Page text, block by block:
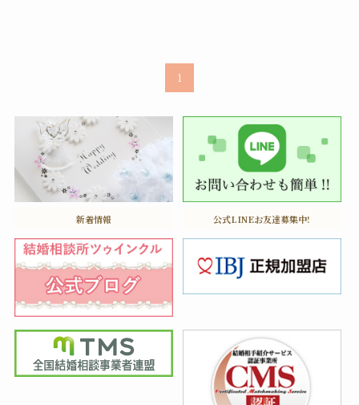
1
新着情報 公式LINEお友達募集中!